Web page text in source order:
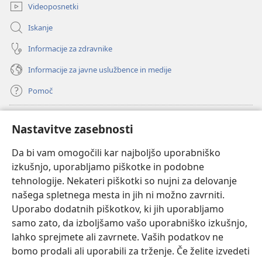
Nastavitve zasebnosti
Da bi vam omogočili kar najboljšo uporabniško
izkušnjo, uporabljamo piškotke in podobne
tehnologije. Nekateri piškotki so nujni za delovanje
našega spletnega mesta in jih ni možno zavrniti.
Uporabo dodatnih piškotkov, ki jih uporabljamo
samo zato, da izboljšamo vašo uporabniško izkušnjo,
lahko sprejmete ali zavrnete. Vaših podatkov ne
bomo prodali ali uporabili za trženje. Če želite izvedeti
Videoposnetki
Iskanje
Informacije za zdravnike
Informacije za javne uslužbence in medije
Pomoč
(odpre
novo
okno) Watchtowerjeva SPLETNA KNJIŽNICA™
(odpre
novo
okno) JW Hub
(odpre
novo
okno)JW Library
Watchtower Library